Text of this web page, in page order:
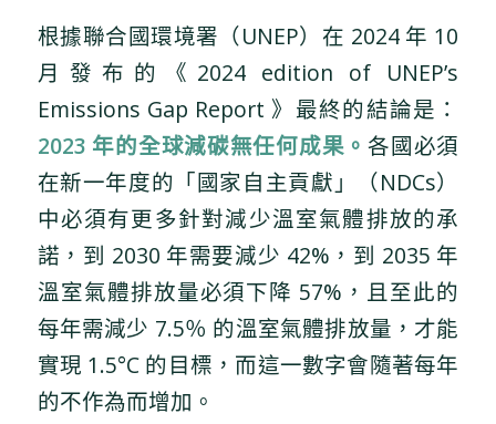
根據聯合國環境署（UNEP）在 2024 年 10
月發布的《2024 edition of UNEP’s
Emissions Gap Report 》最終的結論是：
2023 年的全球減碳無任何成果。各國必須
在新一年度的「國家自主貢獻」（NDCs）
中必須有更多針對減少溫室氣體排放的承
諾，到 2030 年需要減少 42%，到 2035 年
溫室氣體排放量必須下降 57%，且至此的
每年需減少 7.5％ 的溫室氣體排放量，才能
實現 1.5°C 的目標，而這一數字會隨著每年
的不作為而增加。